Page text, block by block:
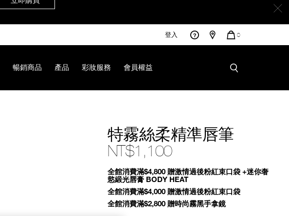
立即購買
登入
您
0
暢銷商品 產品 彩妝服務 會員權益
特霧絲柔精準唇筆
NT$1,100
Promotions
全館消費滿$4,800 贈激情過後粉紅束口袋 +迷你奢
慾緞光唇膏 BODY HEAT
全館消費滿$4,000 贈激情過後粉紅束口袋
全館消費滿$2,800 贈時尚霧黑手拿鏡